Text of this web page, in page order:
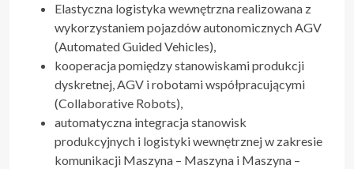
Elastyczna logistyka wewnętrzna realizowana z
wykorzystaniem pojazdów autonomicznych AGV
(Automated Guided Vehicles),
kooperacja pomiędzy stanowiskami produkcji
dyskretnej, AGV i robotami współpracującymi
(Collaborative Robots),
automatyczna integracja stanowisk
produkcyjnych i logistyki wewnętrznej w zakresie
komunikacji Maszyna – Maszyna i Maszyna –